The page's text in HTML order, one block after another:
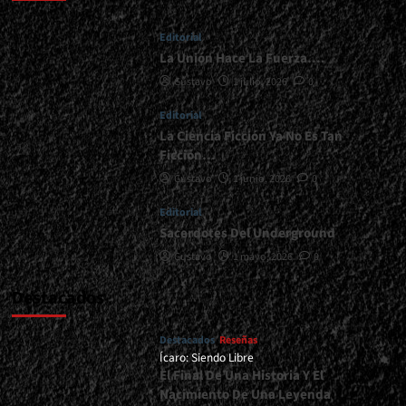
Editorial
La Unión Hace La Fuerza….
Gustavo 1 julio, 2026 0
Editorial
La Ciencia Ficción Ya No Es Tan
Ficción…
Gustavo 1 junio, 2026 0
Editorial
Sacerdotes Del Underground
Gustavo 1 mayo, 2026 0
Destacados
Destacados Reseñas
Ícaro: Siendo Libre
El Final De Una Historia Y El
Nacimiento De Una Leyenda